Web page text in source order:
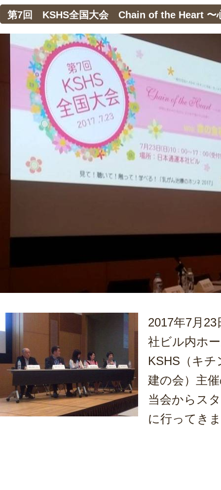
第7回 KSHS全国大会 Chain of the Heart 〜
2017年7月
社ビル内ホ
KSHS（キ
建の会）主
当会からス
に行ってき